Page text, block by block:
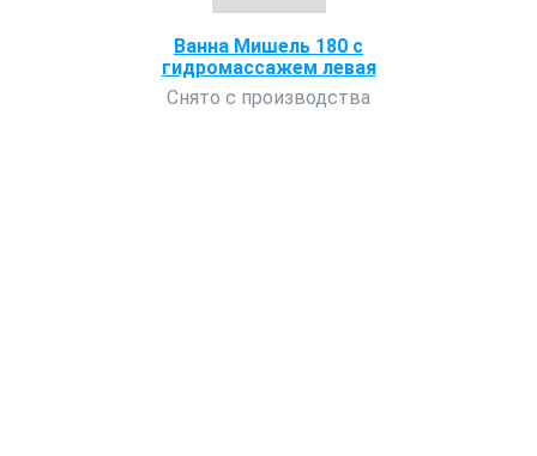
Ванна Мишель 180 с
гидромассажем левая
Снято с производства